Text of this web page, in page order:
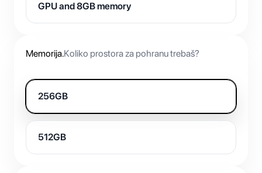
GPU and 8GB memory
Memorija.Koliko prostora za pohranu trebaš?
256GB
512GB